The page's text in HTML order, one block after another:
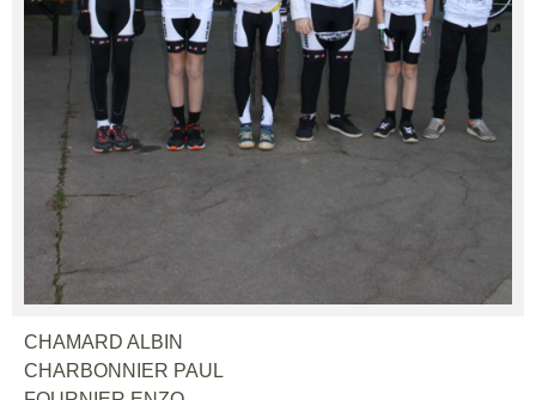
CHAMARD ALBIN
CHARBONNIER PAUL